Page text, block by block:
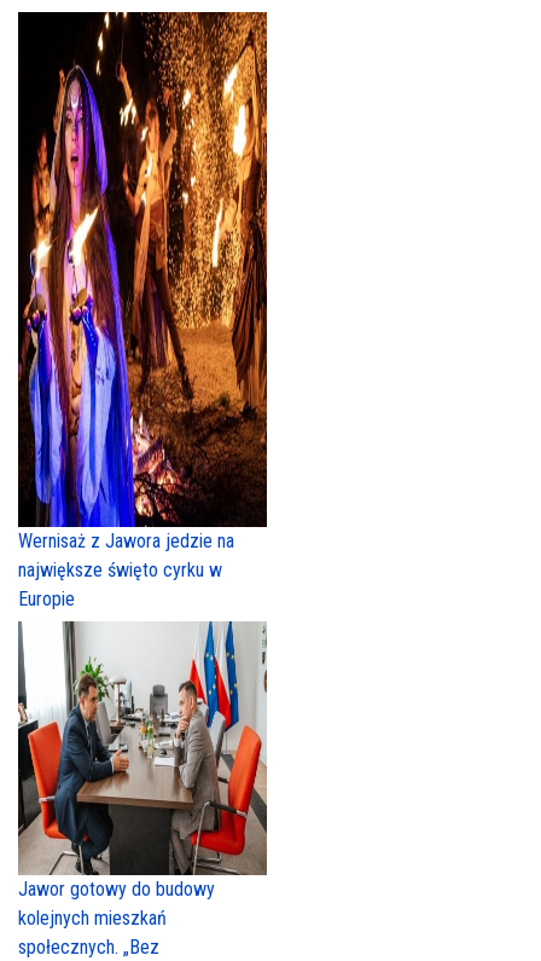
Wernisaż z Jawora jedzie na
największe święto cyrku w
Europie
Jawor gotowy do budowy
kolejnych mieszkań
społecznych. „Bez